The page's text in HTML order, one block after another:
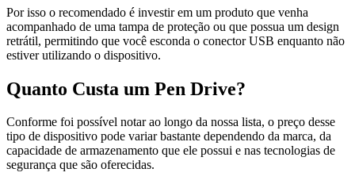
Por isso o recomendado é investir em um produto que venha
acompanhado de uma tampa de proteção ou que possua um design
retrátil, permitindo que você esconda o conector USB enquanto não
estiver utilizando o dispositivo.
Quanto Custa um Pen Drive?
Conforme foi possível notar ao longo da nossa lista, o preço desse
tipo de dispositivo pode variar bastante dependendo da marca, da
capacidade de armazenamento que ele possui e nas tecnologias de
segurança que são oferecidas.